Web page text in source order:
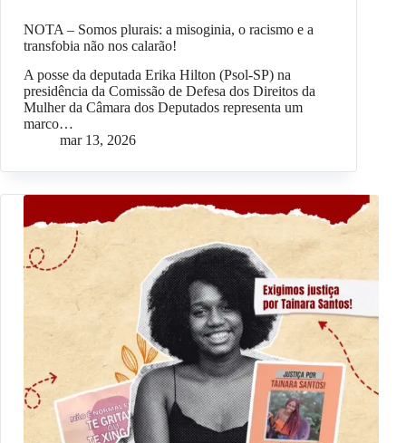
NOTA – Somos plurais: a misoginia, o racismo e a
transfobia não nos calarão!
A posse da deputada Erika Hilton (Psol-SP) na
presidência da Comissão de Defesa dos Direitos da
Mulher da Câmara dos Deputados representa um
marco…
mar 13, 2026